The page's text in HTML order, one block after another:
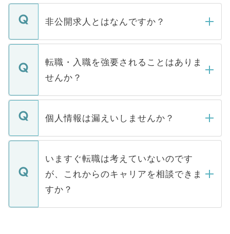
ご登録いただきましたら、弊社担当者がご
登録内容を確認し、その後メールもしくは
ます。通常、5営業日以内にはご連絡をせて
いただきますので、しばらくお待ちくださ
い。
非公開求人とはなんですか？
マイナビDOCTORで取り扱っている求人の
うち約3割は、Webサイトからご覧いただ
けない「非公開求人」です。非公開求人は
下記の理由によって、一般には公開してい
ません。
■応募殺到を避けるため 人気のある医療機
関を公にしてしまうと、応募が殺到する場
に、医療機関が求める条件に合った人材の
みを人材紹介会社に依頼するケースが増え
ています。
転職・入職を強要されることはありま
せんか？
転職・入職を強要することは一切ありませ
ん。また、仮に応募先から内定をいただい
定を承諾する必要はありません。内定先へ
の辞退の連絡はキャリアパートナーが行い
ますので、ご安心ください。
個人情報は漏えいしませんか？
個人情報が漏えいすることはありませんの
で、ご安心ください。当サイトからの登録
などで収集したご登録者様の個人情報は、
ご本人のキャリアアップおよび転職活動の
支援を目的に使用いたします。お預かりし
ているすべての個人データはご本人の許可
いますぐ転職は考えていないのです
が、これからのキャリアを相談できま
すか？